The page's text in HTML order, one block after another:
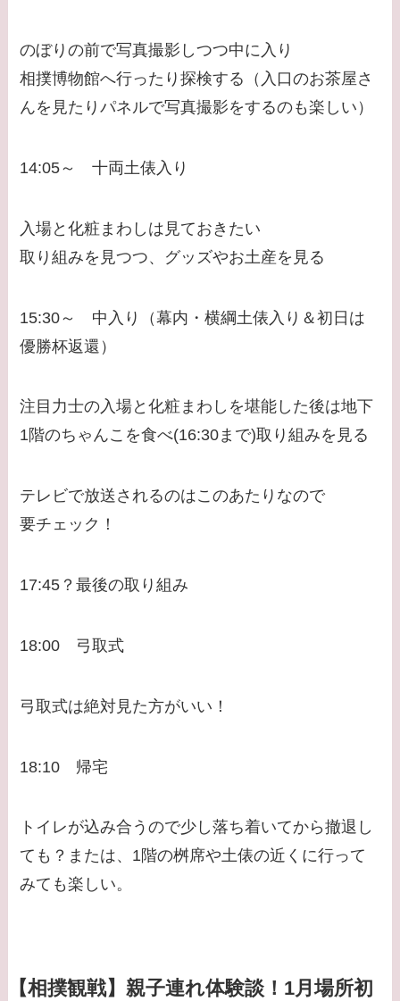
のぼりの前で写真撮影しつつ中に入り
相撲博物館へ行ったり探検する（入口のお茶屋さ
んを見たりパネルで写真撮影をするのも楽しい）
14:05～ 十両土俵入り
入場と化粧まわしは見ておきたい
取り組みを見つつ、グッズやお土産を見る
15:30～ 中入り（幕内・横綱土俵入り＆初日は
優勝杯返還）
注目力士の入場と化粧まわしを堪能した後は地下
1階のちゃんこを食べ(16:30まで)取り組みを見る
テレビで放送されるのはこのあたりなので
要チェック！
17:45？最後の取り組み
18:00 弓取式
弓取式は絶対見た方がいい！
18:10 帰宅
トイレが込み合うので少し落ち着いてから撤退し
ても？または、1階の桝席や土俵の近くに行って
みても楽しい。
【相撲観戦】親子連れ体験談！1月場所初